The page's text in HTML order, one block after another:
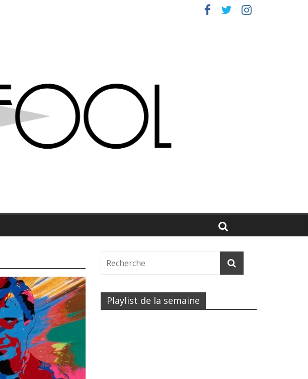
Playlist de la semaine